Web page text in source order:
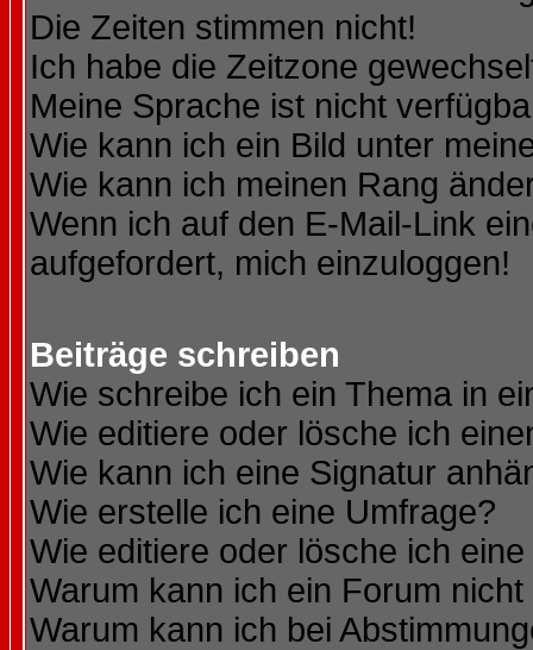
Die Zeiten stimmen nicht!
Ich habe die Zeitzone
Meine Sprache ist nicht
Wie kann ich ein Bild unter
Wie kann ich meinen Rang
Wenn ich auf den E-Mail-Link
aufgefordert, mich einzuloggen!
Beiträge schreiben
Wie schreibe ich ein Thema in
Wie editiere oder lösche ich
Wie kann ich eine Signatur
Wie erstelle ich eine Umfrage?
Wie editiere oder lösche ich
Warum kann ich ein Forum
Warum kann ich bei